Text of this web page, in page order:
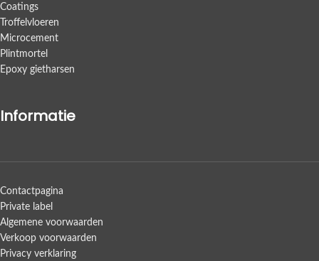
Coatings
Troffelvloeren
Microcement
Plintmortel
Epoxy gietharsen
Informatie
Contactpagina
Private label
Algemene voorwaarden
Verkoop voorwaarden
Privacy verklaring